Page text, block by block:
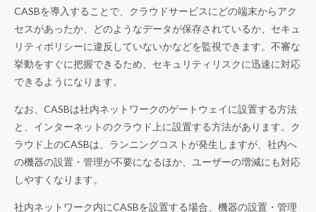
CASBを導入することで、クラウドサービスにどの端末からアク
セスがあったか、どのようなデータが保存されているか、セキュ
リティポリシーに違反していないかなどを監視できます。不審な
挙動をすぐに把握できるため、セキュリティリスクに迅速に対応
できるようになります。
なお、CASBは社内ネットワークのゲートウェイに設置する方法
と、インターネットのクラウド上に設置する方法があります。ク
ラウド上のCASBは、ランニングコストが発生しますが、社内へ
の機器の設置・管理が不要になるほか、ユーザーの増減にも対応
しやすくなります。
社内ネットワーク内にCASBを設置する場合、機器の設置・管理